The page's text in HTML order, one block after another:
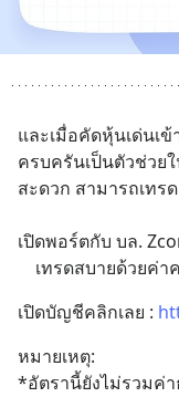
และเมื่อคัดหุ้นเด่นเ
ครบครันเป็นตัวช่วย
สะดวก สามารถเท
เปิดพอร์ตกับ บล.
เทรดสบายด้วยค่า
เปิดบัญชีคลิกเลย :
หมายเหตุ:
*อัตรานี้ยังไม่รวมค่